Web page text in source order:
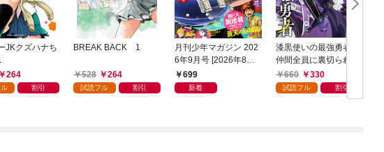
JKクズハナち
264
割引
BREAK BACK 1
528 264
試読フル 割引
月刊少年マガジン 202
6年9月号 [2026年8月6
日発売]
699
新着
漆黒使いの最強勇者
仲間全員に裏切られた
ので最強の魔物と組み
ます 1巻
660 330
試読フル 割引